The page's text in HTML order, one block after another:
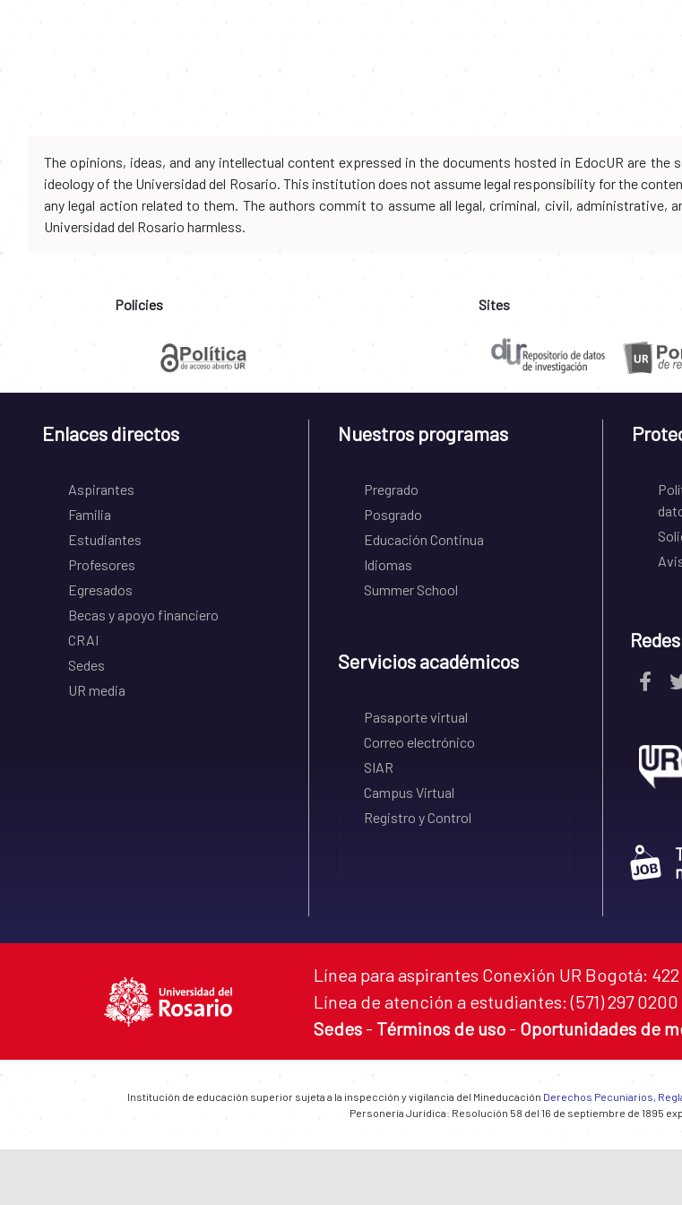
The opinions, ideas, and any intellectual content expressed in the documents hosted in EdocUR are
ideology of the Universidad del Rosario. This institution does not assume legal responsibility for the
any legal action related to them. The authors commit to assume all legal, criminal, civil,
Universidad del Rosario harmless.
Policies Sites
Enlaces directos
Aspirantes
Familia
Estudiantes
Profesores
Egresados
Becas y apoyo financiero
CRAI
Sedes
UR media
Nuestros programas
Pregrado
Posgrado
Educación Continua
Idiomas
Summer School
Servicios académicos
Pasaporte virtual
Correo electrónico
SIAR
Campus Virtual
Registro y Control
Línea para aspirantes Conexión UR Bogotá: 422
Línea de atención a estudiantes: (571) 297
Sedes - Términos de uso - Oportunidades de
Institución de educación superior sujeta a la inspección y vigilancia del Mineducación Derechos Pecuniarios,
Personería Jurídica: Resolución 58 del 16 de septiembre de 1895